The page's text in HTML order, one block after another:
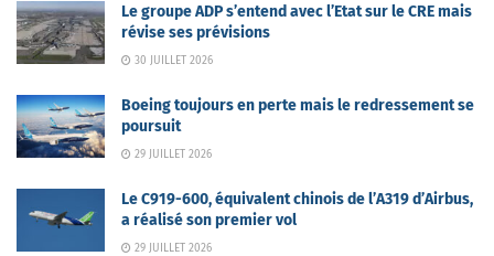
Le groupe ADP s’entend avec l’Etat sur le CRE mais
révise ses prévisions
30 JUILLET 2026
Boeing toujours en perte mais le redressement se
poursuit
29 JUILLET 2026
Le C919-600, équivalent chinois de l’A319 d’Airbus,
a réalisé son premier vol
29 JUILLET 2026